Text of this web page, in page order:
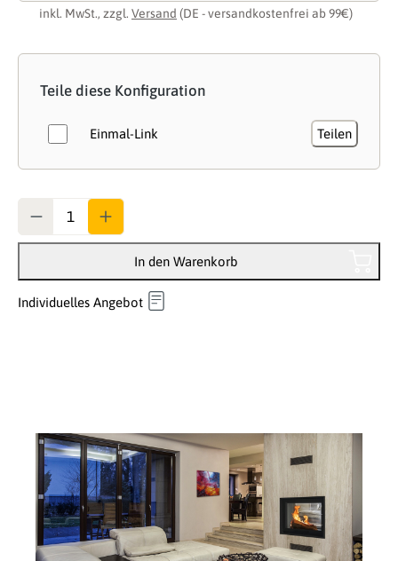
inkl. MwSt., zzgl. Versand (DE - versandkostenfrei ab 99€)
Teile diese Konfiguration
Einmal-Link Teilen
In den Warenkorb
Individuelles Angebot